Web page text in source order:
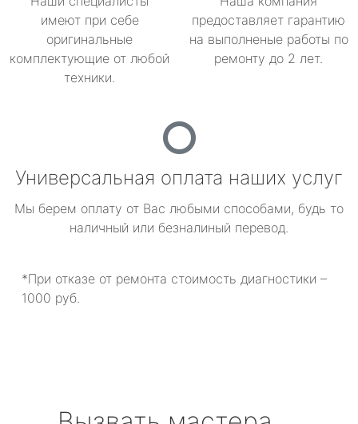
имеют при себе
оригинальные
комплектующие от любой
техники.
предоставляет гарантию
на выполненые работы по
ремонту до 2 лет.
Универсальная оплата наших услуг
Мы берем оплату от Вас любыми способами, будь то
наличный или безналиный перевод.
*При отказе от ремонта стоимость диагностики –
1000 руб.